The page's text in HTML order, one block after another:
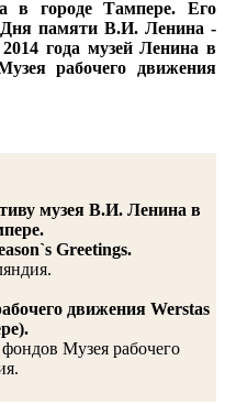
в городе Тампере. Его
Дня памяти В.И. Ленина -
года музей Ленина в
рабочего движения
музея В.И. Ленина в
Greetings.
движения Werstas
Музея рабочего